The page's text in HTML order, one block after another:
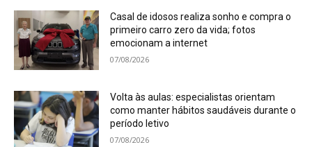
Casal de idosos realiza sonho e compra o
primeiro carro zero da vida; fotos
emocionam a internet
07/08/2026
Volta às aulas: especialistas orientam
como manter hábitos saudáveis durante o
período letivo
07/08/2026